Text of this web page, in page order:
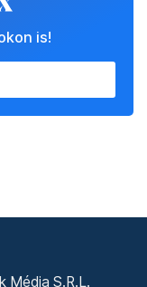
is!
Média S.R.L.